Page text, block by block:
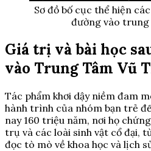
Sơ đồ bố cục thể hiện
đường vào
Giá trị và bài học
vào Trung Tâm Vũ
Tác phẩm khơi dậy niềm đam
hành trình của nhóm bạn trẻ
nay 160 triệu năm, nơi họ
trụ và các loài sinh vật cổ đại,
đọc tò mò về khoa học và lịch